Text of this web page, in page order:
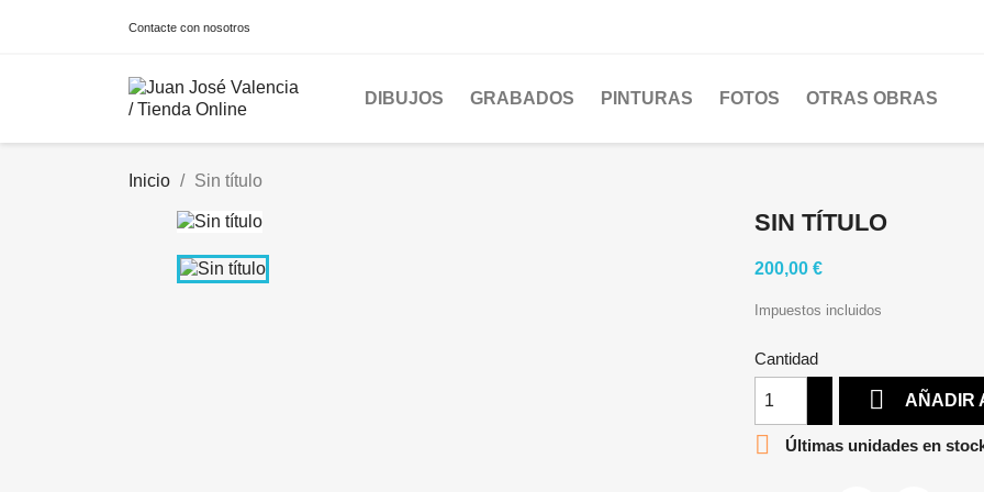
Contacte con nosotros
DIBUJOS GRABADOS PINTURAS FOTOS OTRAS OBRAS
Inicio Sin título
SIN TÍTULO
200,00 €
Impuestos incluidos
Cantidad
 AÑADIR
 Últimas unidades en